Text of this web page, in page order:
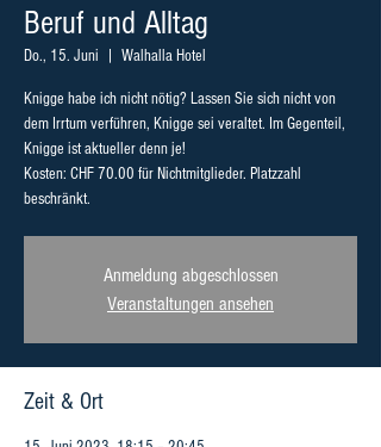
Beruf und Alltag
Do., 15. Juni Walhalla Hotel
Knigge habe ich nicht nötig? Lassen Sie sich nicht von
dem Irrtum verführen, Knigge sei veraltet. Im Gegenteil,
Knigge ist aktueller denn je!
Kosten: CHF 70.00 für Nichtmitglieder. Platzzahl
beschränkt.
Anmeldung abgeschlossen
Veranstaltungen ansehen
Zeit & Ort